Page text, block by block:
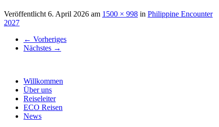
Veröffentlicht 6. April 2026 am 1500 × 998 in Philippine Encounter
2027
← Vorheriges
Nächstes →
Willkommen
Über uns
Reiseleiter
ECO Reisen
News